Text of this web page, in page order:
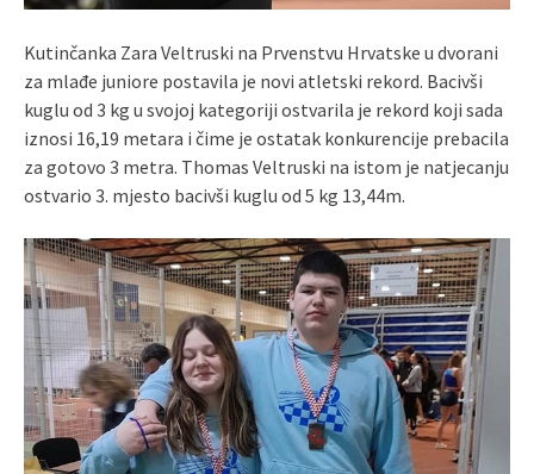
Kutinčanka Zara Veltruski na Prvenstvu Hrvatske u dvorani
za mlađe juniore postavila je novi atletski rekord. Bacivši
kuglu od 3 kg u svojoj kategoriji ostvarila je rekord koji sada
iznosi 16,19 metara i čime je ostatak konkurencije prebacila
za gotovo 3 metra. Thomas Veltruski na istom je natjecanju
ostvario 3. mjesto bacivši kuglu od 5 kg 13,44m.